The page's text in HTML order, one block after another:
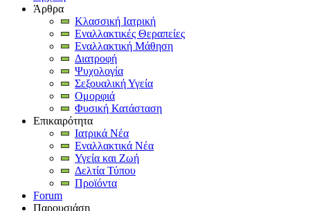
Άρθρα
Κλασσική Ιατρική
Εναλλακτικές Θεραπείες
Εναλλακτική Μάθηση
Διατροφή
Ψυχολογία
Σεξουαλική Υγεία
Ομορφιά
Φυσική Κατάσταση
Επικαιρότητα
Ιατρικά Νέα
Εναλλακτικά Νέα
Υγεία και Ζωή
Δελτία Τύπου
Προϊόντα
Forum
Παρουσιάση